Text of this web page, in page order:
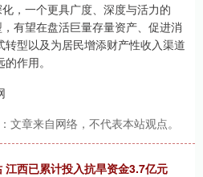
，一个更具广度、深度与活力的
有望在盘活巨量存量资产、促进消
型以及为居民增添财产性收入渠道
作用。
文章来自网络，不代表本站观点。
江西已累计投入抗旱资金3.7亿元